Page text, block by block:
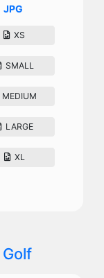
JPG
XS
SMALL
MEDIUM
LARGE
XL
Golf